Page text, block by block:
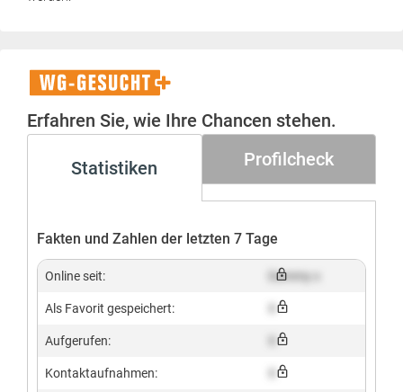
WG-
Gesucht+
Erfahren Sie, wie Ihre Chancen stehen.
Statistiken Profilcheck
Fakten und Zahlen der letzten 7 Tage
Online seit: Dummy x
Als Favorit gespeichert:
Aufgerufen:
Kontaktaufnahmen: